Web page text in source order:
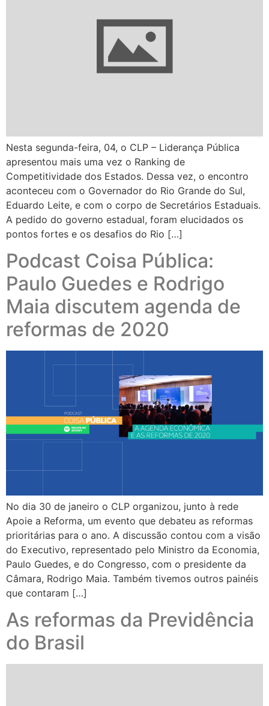
Nesta segunda-feira, 04, o CLP – Liderança Pública
apresentou mais uma vez o Ranking de
Competitividade dos Estados. Dessa vez, o encontro
aconteceu com o Governador do Rio Grande do Sul,
Eduardo Leite, e com o corpo de Secretários Estaduais.
A pedido do governo estadual, foram elucidados os
pontos fortes e os desafios do Rio […]
Podcast Coisa Pública:
Paulo Guedes e Rodrigo
Maia discutem agenda de
reformas de 2020
No dia 30 de janeiro o CLP organizou, junto à rede
Apoie a Reforma, um evento que debateu as reformas
prioritárias para o ano. A discussão contou com a visão
do Executivo, representado pelo Ministro da Economia,
Paulo Guedes, e do Congresso, com o presidente da
Câmara, Rodrigo Maia. Também tivemos outros painéis
que contaram […]
As reformas da Previdência
do Brasil